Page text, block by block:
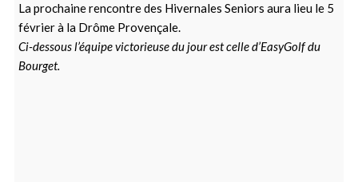
La prochaine rencontre des Hivernales Seniors aura lieu le 5
février à la Drôme Provençale.
Ci-dessous l’équipe victorieuse du jour est celle d’EasyGolf du
Bourget.